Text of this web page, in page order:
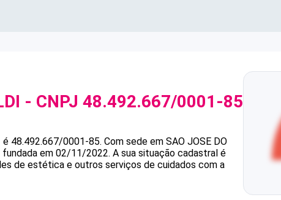
- CNPJ 48.492.667/0001-85
é 48.492.667/0001-85. Com sede em SAO JOSE DO
fundada em 02/11/2022. A sua situação cadastral é
de estética e outros serviços de cuidados com a